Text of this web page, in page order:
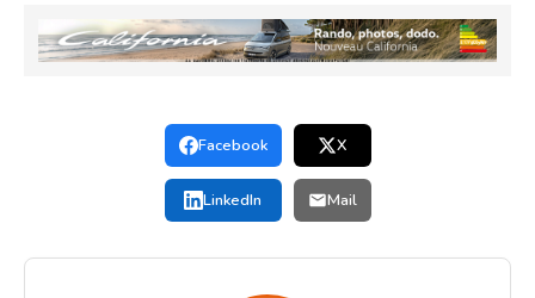
Facebook X
LinkedIn Mail